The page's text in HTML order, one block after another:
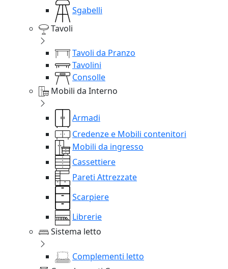
Sgabelli
Tavoli
Tavoli da Pranzo
Tavolini
Consolle
Mobili da Interno
Armadi
Credenze e Mobili contenitori
Mobili da ingresso
Cassettiere
Pareti Attrezzate
Scarpiere
Librerie
Sistema letto
Complementi letto